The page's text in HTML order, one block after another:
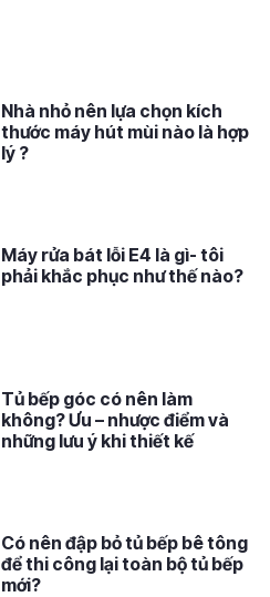
Nhà nhỏ nên lựa chọn kích
thước máy hút mùi nào là hợp
lý ?
Máy rửa bát lỗi E4 là gì- tôi
phải khắc phục như thế nào?
Tủ bếp góc có nên làm
không? Ưu – nhược điểm và
những lưu ý khi thiết kế
Có nên đập bỏ tủ bếp bê tông
để thi công lại toàn bộ tủ bếp
mới?